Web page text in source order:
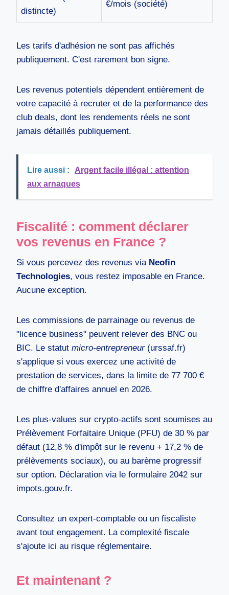
distincte)
€/mois (société)
Les tarifs d'adhésion ne sont pas affichés
publiquement. C'est rarement bon signe.
Les revenus potentiels dépendent entièrement de
votre capacité à recruter et de la performance des
club deals, dont les rendements réels ne sont
jamais détaillés publiquement.
Lire aussi :
Argent facile illégal : attention
aux arnaques
Fiscalité : comment déclarer
vos revenus en France ?
Si vous percevez des revenus via Neofin
Technologies, vous restez imposable en France.
Aucune exception.
Les commissions de parrainage ou revenus de
"licence business" peuvent relever des BNC ou
BIC. Le statut micro-entrepreneur(urssaf.fr)
s'applique si vous exercez une activité de
prestation de services, dans la limite de 77 700 €
de chiffre d'affaires annuel en 2026.
Les plus-values sur crypto-actifs sont soumises au
Prélèvement Forfaitaire Unique (PFU) de 30 % par
défaut (12,8 % d'impôt sur le revenu + 17,2 % de
prélèvements sociaux), ou au barème progressif
sur option. Déclaration via le formulaire 2042 sur
impots.gouv.fr.
Consultez un expert-comptable ou un fiscaliste
avant tout engagement. La complexité fiscale
s'ajoute ici au risque réglementaire.
Et maintenant ?